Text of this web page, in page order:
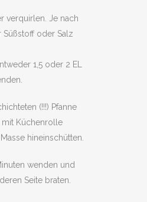
verquirlen. Je nach
Süßstoff oder Salz
1,5 oder 2 EL
(!!!) Pfanne
Küchenrolle
hineinschütten.
wenden und
Seite braten.